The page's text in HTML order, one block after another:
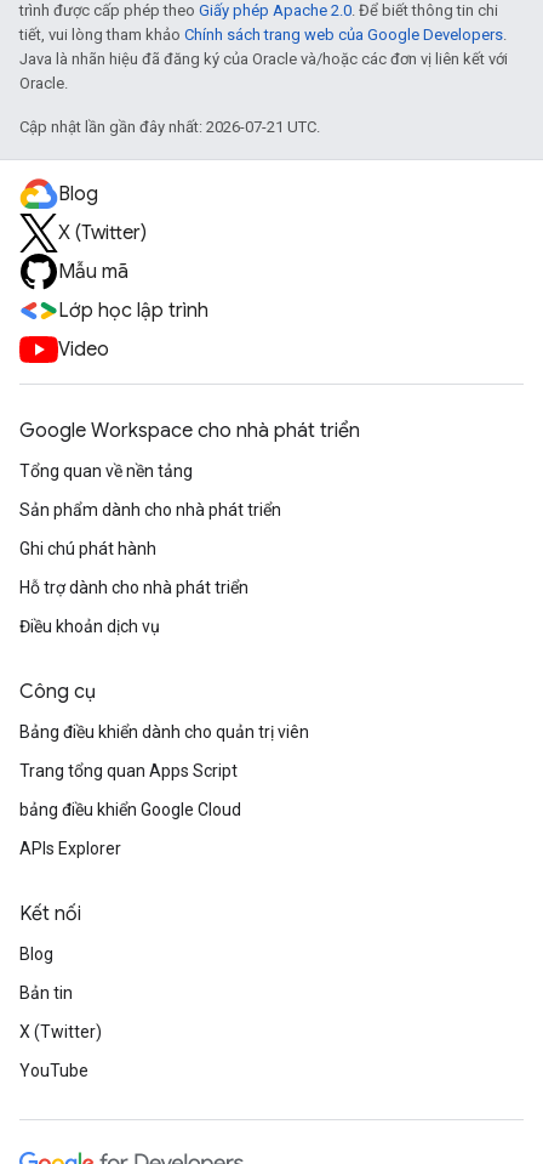
trình được cấp phép theo Giấy phép Apache 2.0. Để biết thông tin chi
tiết, vui lòng tham khảo Chính sách trang web của Google Developers.
Java là nhãn hiệu đã đăng ký của Oracle và/hoặc các đơn vị liên kết với
Oracle.
Cập nhật lần gần đây nhất: 2026-07-21 UTC.
Blog
X (Twitter)
Mẫu mã
Lớp học lập trình
Video
Google Workspace cho nhà phát triển
Tổng quan về nền tảng
Sản phẩm dành cho nhà phát triển
Ghi chú phát hành
Hỗ trợ dành cho nhà phát triển
Điều khoản dịch vụ
Công cụ
Bảng điều khiển dành cho quản trị viên
Trang tổng quan Apps Script
bảng điều khiển Google Cloud
APIs Explorer
Kết nối
Blog
Bản tin
X (Twitter)
YouTube